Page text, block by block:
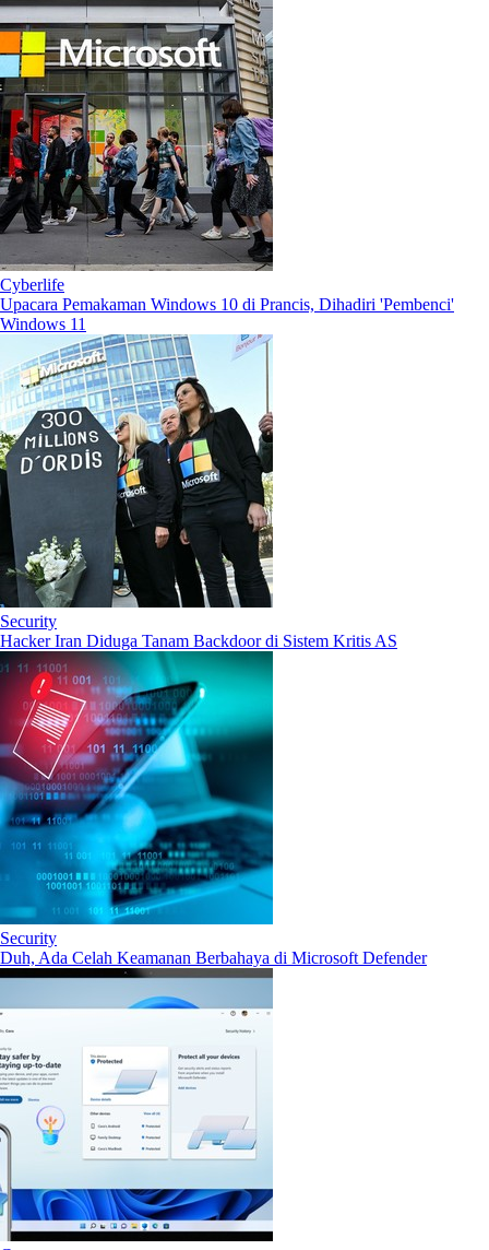
Cyberlife
Upacara Pemakaman Windows 10 di Prancis, Dihadiri 'Pembenci'
Windows 11
Security
Hacker Iran Diduga Tanam Backdoor di Sistem Kritis AS
Security
Duh, Ada Celah Keamanan Berbahaya di Microsoft Defender